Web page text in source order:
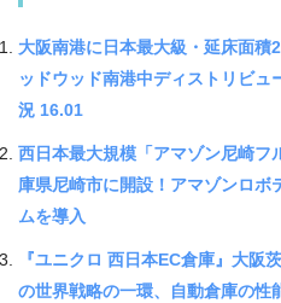
大阪南港に日本最大級・延床面積
ッドウッド南港中ディストリビ
況 16.01
西日本最大規模「アマゾン尼崎フ
庫県尼崎市に開設！アマゾンロボ
ムを導入
『ユニクロ 西日本EC倉庫』大阪
の世界戦略の一環、自動倉庫の性